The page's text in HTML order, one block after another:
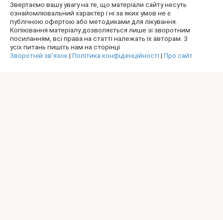
Звертаємо вашу увагу на те, що матеріали сайту несуть
ознайомлювальний характер і ні за яких умов не є
публічною офертою або методиками для лікування.
Копіювання матеріалу дозволяється лише зі зворотним
посиланням, всі права на статті належать їх авторам. З
усіх питань пишіть нам на сторінці
Зворотній зв’язок| Політика конфіденційності| Про сайт